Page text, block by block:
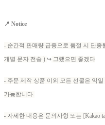
📍 Notice
- 순간적 판매량 급증으로 품절 시 단
개별 문자 전송 ) ↪ 그랬으면 좋겠다
- 주문 제작 상품 이외 모든 선물은 익
가능합니다.
- 자세한 내용은 문의사항 또는 [Kakao